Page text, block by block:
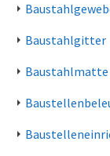
Baustahlgitter
Baustahlmatte